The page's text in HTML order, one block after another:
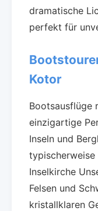
dramatische
perfekt für
Kotor
Bootsausflüge
einzigartige
Inseln und
Inselkirche
Felsen und
kristallklaren